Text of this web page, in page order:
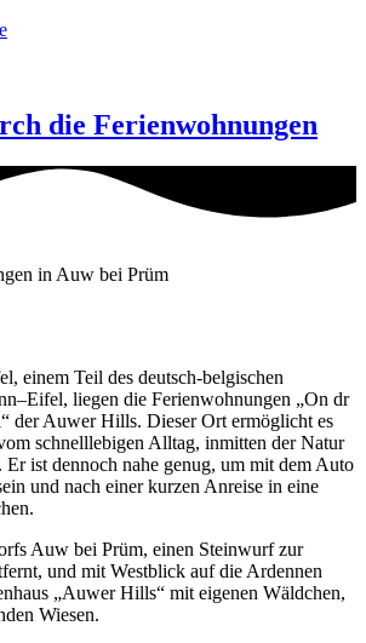
die Ferienwohnungen
in Auw bei Prüm
einem Teil des deutsch-belgischen
liegen die Ferienwohnungen „On dr
der Auwer Hills. Dieser Ort ermöglicht es
schnelllebigen Alltag, inmitten der Natur
ist dennoch nahe genug, um mit dem Auto
und nach einer kurzen Anreise in eine
Auw bei Prüm, einen Steinwurf zur
und mit Westblick auf die Ardennen
„Auwer Hills“ mit eigenen Wäldchen,
Wiesen.